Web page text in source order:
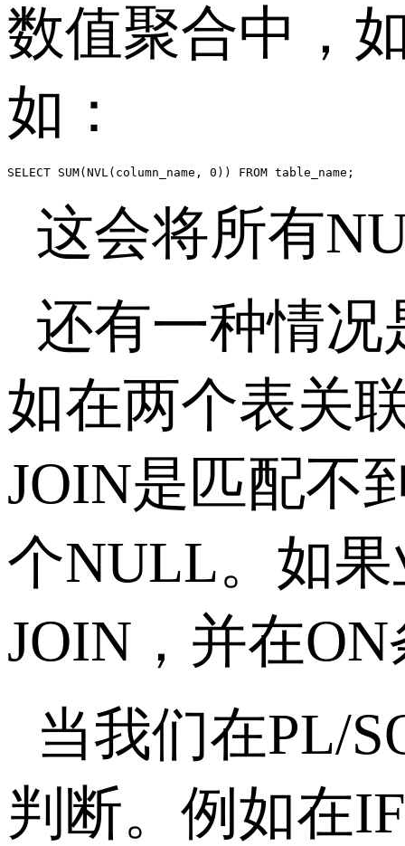
数值聚合中，
如：
SELECT SUM(NVL(column_name, 0)) FROM table_name;
这会将所有
还有一种情况
如在两个表关
JOIN是匹配不
个NULL。如
JOIN ，并在ON
当我们在PL/
判断。例如在IF